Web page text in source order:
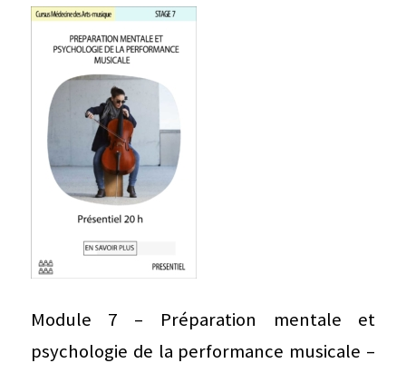
Module 7 – Préparation mentale et
psychologie de la performance musicale –